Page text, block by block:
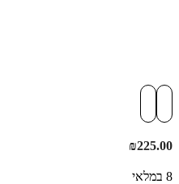
₪225.00
8 במלאי